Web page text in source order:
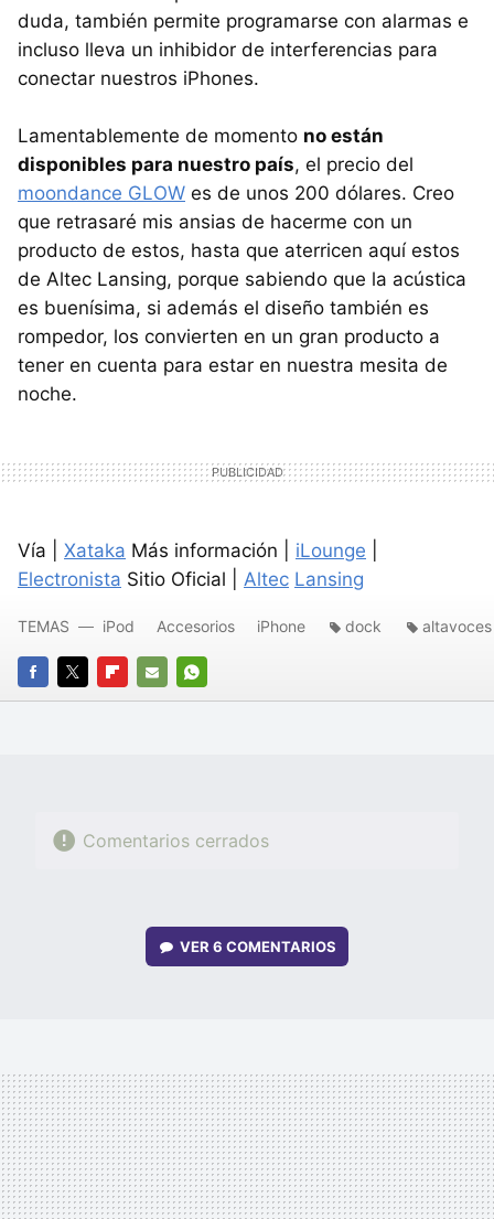
duda, también permite programarse con alarmas e
incluso lleva un inhibidor de interferencias para
conectar nuestros iPhones.
Lamentablemente de momento no están
disponibles para nuestro país, el precio del
moondance GLOW es de unos 200 dólares. Creo
que retrasaré mis ansias de hacerme con un
producto de estos, hasta que aterricen aquí estos
de Altec Lansing, porque sabiendo que la acústica
es buenísima, si además el diseño también es
rompedor, los convierten en un gran producto a
tener en cuenta para estar en nuestra mesita de
noche.
Vía | Xataka Más información | iLounge
Electronista Sitio Oficial | Altec Lansing
FACEBOOK
TWITTERFLIPBOARD
E-
WHATSAPP
TEMAS iPod Accesorios iPhone dock altavoces
Comentarios cerrados
VER 6 COMENTARIOS